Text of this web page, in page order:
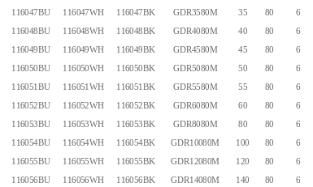
116047BU 116047WH 116047BK GDR3580M 35 80 6
116048BU 116048WH 116048BK GDR4080M 40 80 6
116049BU 116049WH 116049BK GDR4580M 45 80 6
116050BU 116050WH 116050BK GDR5080M 50 80 6
116051BU 116051WH 116051BK GDR5580M 55 80 6
116052BU 116052WH 116052BK GDR6080M 60 80 6
116053BU 116053WH 116053BK GDR8080M 80 80 6
116054BU 116054WH 116054BK GDR10080M 100 80 6
116055BU 116055WH 116055BK GDR12080M 120 80 6
116056BU 116056WH 116056BK GDR14080M 140 80 6